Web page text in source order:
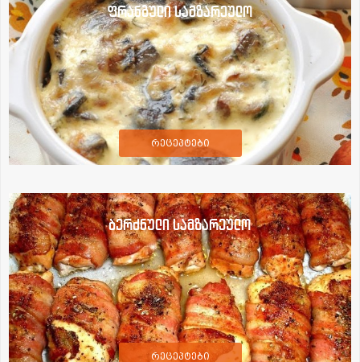
ფრანგული სამზარეულო
რეცეპტები
ბერძნული სამზარეულო
რეცეპტები